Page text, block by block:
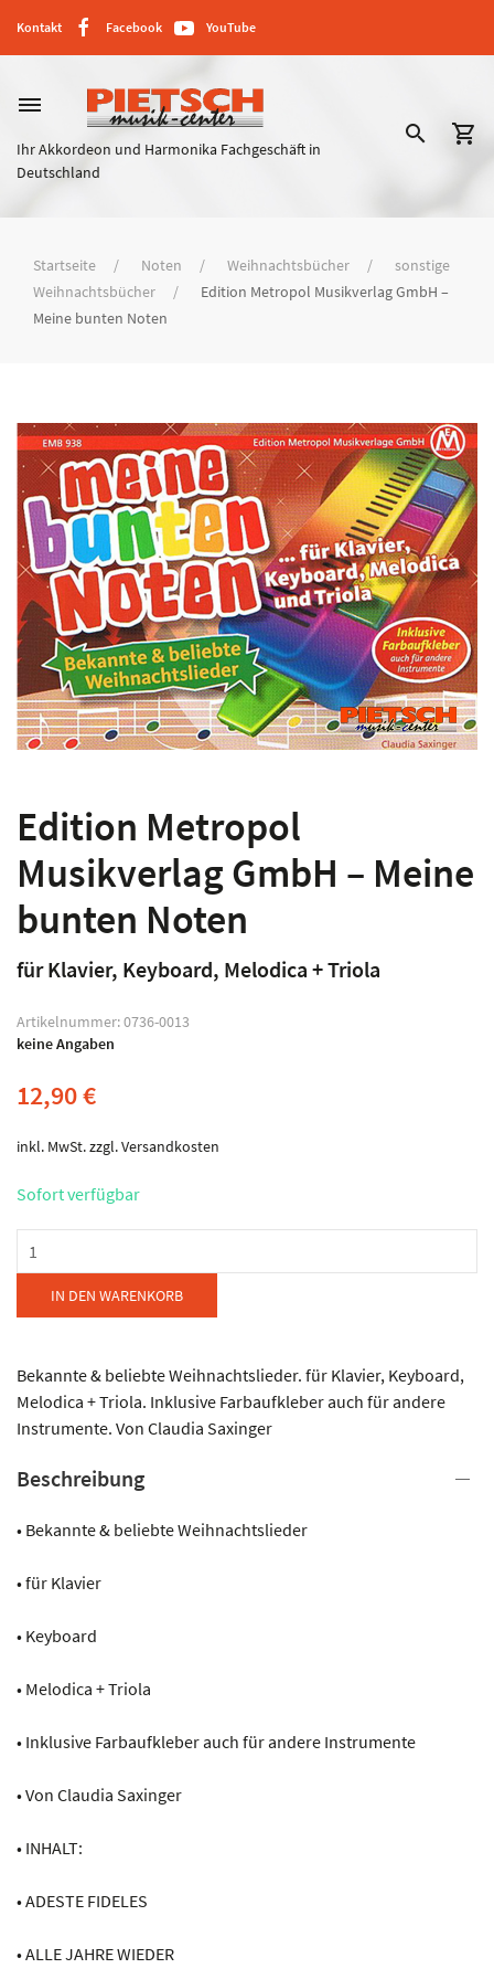
Kontakt Facebook YouTube
dehaze
Ihr Akkordeon und Harmonika Fachgeschäft in
Deutschland
search shopping_cart
Startseite Noten Weihnachtsbücher
sonstige
Weihnachtsbücher
Edition Metropol Musikverlag GmbH –
Meine bunten Noten
Edition Metropol
Musikverlag GmbH – Meine
bunten Noten
für Klavier, Keyboard, Melodica + Triola
Artikelnummer:0736-0013
keine Angaben
12,90€
inkl. MwSt.zzgl.Versandkosten
Sofort verfügbar
Metropol
Musikverlag
GmbH
Meine
bunten
Noten
IN DEN WARENKORB
Bekannte & beliebte Weihnachtslieder. für Klavier, Keyboard,
Melodica + Triola. Inklusive Farbaufkleber auch für andere
Instrumente. Von Claudia Saxinger
Beschreibung
• Bekannte & beliebte Weihnachtslieder
• für Klavier
• Keyboard
• Melodica + Triola
• Inklusive Farbaufkleber auch für andere Instrumente
• Von Claudia Saxinger
• INHALT:
• ADESTE FIDELES
• ALLE JAHRE WIEDER